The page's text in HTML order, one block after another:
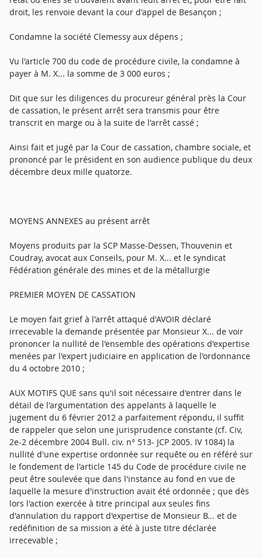
droit, les renvoie devant la cour d'appel de Besançon ;
Condamne la société Clemessy aux dépens ;
Vu l'article 700 du code de procédure civile, la condamne à
payer à M. X... la somme de 3 000 euros ;
Dit que sur les diligences du procureur général près la Cour
de cassation, le présent arrêt sera transmis pour être
transcrit en marge ou à la suite de l'arrêt cassé ;
Ainsi fait et jugé par la Cour de cassation, chambre sociale, et
prononcé par le président en son audience publique du deux
décembre deux mille quatorze.
MOYENS ANNEXES au présent arrêt
Moyens produits par la SCP Masse-Dessen, Thouvenin et
Coudray, avocat aux Conseils, pour M. X... et le syndicat
Fédération générale des mines et de la métallurgie
PREMIER MOYEN DE CASSATION
Le moyen fait grief à l'arrêt attaqué d'AVOIR déclaré
irrecevable la demande présentée par Monsieur X... de voir
prononcer la nullité de l'ensemble des opérations d'expertise
menées par l'expert judiciaire en application de l'ordonnance
du 4 octobre 2010 ;
AUX MOTIFS QUE sans qu'il soit nécessaire d'entrer dans le
détail de l'argumentation des appelants à laquelle le
jugement du 6 février 2012 a parfaitement répondu, il suffit
de rappeler que selon une jurisprudence constante (cf. Civ,
2e-2 décembre 2004 Bull. civ. n° 513- JCP 2005. IV 1084) la
nullité d'une expertise ordonnée sur requête ou en référé sur
le fondement de l'article 145 du Code de procédure civile ne
peut être soulevée que dans l'instance au fond en vue de
laquelle la mesure d'instruction avait été ordonnée ; que dès
lors l'action exercée à titre principal aux seules fins
d'annulation du rapport d'expertise de Monsieur B... et de
redéfinition de sa mission a été à juste titre déclarée
irrecevable ;